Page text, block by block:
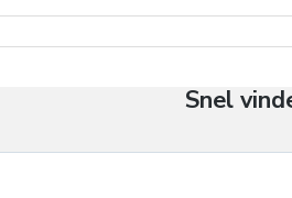
Snel